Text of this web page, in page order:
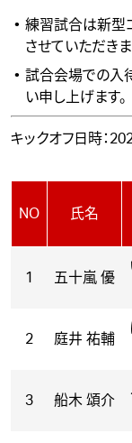
練習試合は新型
させていただきま
試合会場での入
い申し上げます。
キックオフ日時：
NO 氏名
1 五十嵐 優
2 庭井 祐輔
3 船木 頌介